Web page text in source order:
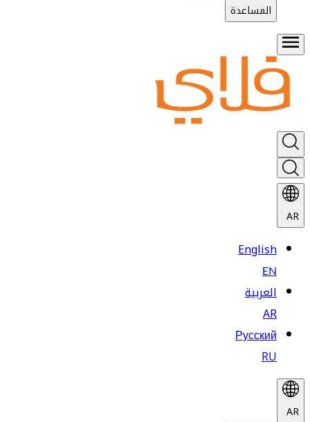
المساعدة
AR
English
EN
العربية
AR
Русский
RU
AR